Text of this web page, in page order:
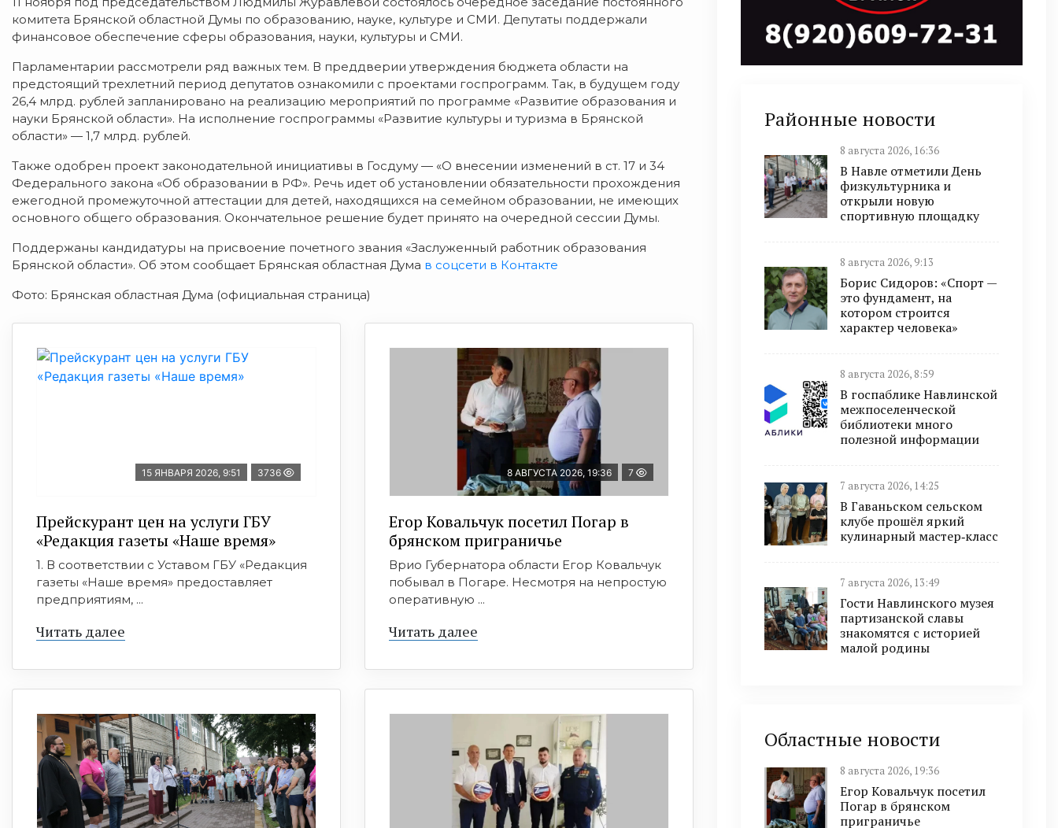
комитета Брянской областной Думы по образованию, науке, культуре и СМИ. Депутаты поддержали
финансовое обеспечение сферы образования, науки, культуры и СМИ.
Парламентарии рассмотрели ряд важных тем. В преддверии утверждения бюджета области на
предстоящий трехлетний период депутатов ознакомили с проектами госпрограмм. Так, в будущем году
26,4 млрд. рублей запланировано на реализацию мероприятий по программе «Развитие образования и
науки Брянской области». На исполнение госпрограммы «Развитие культуры и туризма в Брянской
области» — 1,7 млрд. рублей.
Также одобрен проект законодательной инициативы в Госдуму — «О внесении изменений в ст. 17 и 34
Федерального закона «Об образовании в РФ». Речь идет об установлении обязательности прохождения
ежегодной промежуточной аттестации для детей, находящихся на семейном образовании, не имеющих
основного общего образования. Окончательное решение будет принято на очередной сессии Думы.
Поддержаны кандидатуры на присвоение почетного звания «Заслуженный работник образования
Брянской области». Об этом сообщает Брянская областная Дума в соцсети в Контакте
Фото: Брянская областная Дума (официальная страница)
15 ЯНВАРЯ 2026, 9:51 3736
Прейскурант цен на услуги ГБУ
«Редакция газеты «Наше время»
1. В соответствии с Уставом ГБУ «Редакция
газеты «Наше время» предоставляет
предприятиям, ...
Читать далее
8 АВГУСТА 2026, 19:36 7
Егор Ковальчук посетил Погар в
брянском приграничье
Врио Губернатора области Егор Ковальчук
побывал в Погаре. Несмотря на непростую
оперативную ...
Читать далее
Районные новости
8 августа 2026, 16:36
В Навле отметили День
физкультурника и
открыли новую
спортивную площадку
8 августа 2026, 9:13
Борис Сидоров: «Спорт —
это фундамент, на
котором строится
характер человека»
8 августа 2026, 8:59
В госпаблике Навлинской
межпоселенческой
библиотеки много
полезной информации
7 августа 2026, 14:25
В Гаваньском сельском
клубе прошёл яркий
кулинарный мастер‑класс
7 августа 2026, 13:49
Гости Навлинского музея
партизанской славы
знакомятся с историей
малой родины
Областные новости
8 августа 2026, 19:36
Егор Ковальчук посетил
Погар в брянском
приграничье